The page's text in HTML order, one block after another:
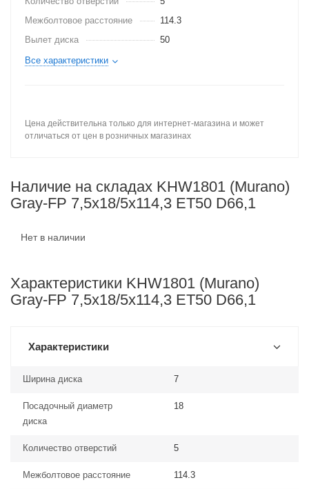
Межболтовое расстояние
114.3
Вылет диска
50
Все характеристики
Цена действительна только для интернет-магазина и может
отличаться от цен в розничных магазинах
Наличие на складах KHW1801 (Murano)
Gray-FP 7,5x18/5x114,3 ET50 D66,1
Нет в наличии
Характеристики KHW1801 (Murano)
Gray-FP 7,5x18/5x114,3 ET50 D66,1
Характеристики
Ширина диска 7
Посадочный диаметр
диска
18
Количество отверстий 5
Межболтовое расстояние 114.3